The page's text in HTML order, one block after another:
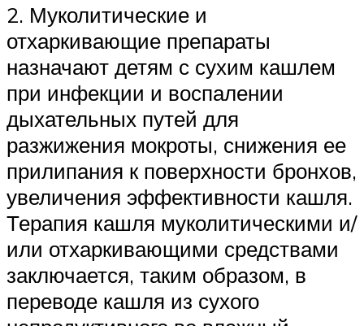
2. Муколитические и
отхаркивающие препараты
назначают детям с сухим кашлем
при инфекции и воспалении
дыхательных путей для
разжижения мокроты, снижения ее
прилипания к поверхности бронхов,
увеличения эффективности кашля.
Терапия кашля муколитическими и/
или отхаркивающими средствами
заключается, таким образом, в
переводе кашля из сухого